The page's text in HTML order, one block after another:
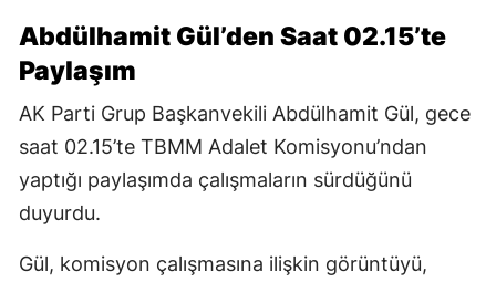
Abdülhamit Gül’den Saat 02.15’te
Paylaşım
AK Parti Grup Başkanvekili Abdülhamit Gül, gece
saat 02.15’te TBMM Adalet Komisyonu’ndan
yaptığı paylaşımda çalışmaların sürdüğünü
duyurdu.
Gül, komisyon çalışmasına ilişkin görüntüyü,